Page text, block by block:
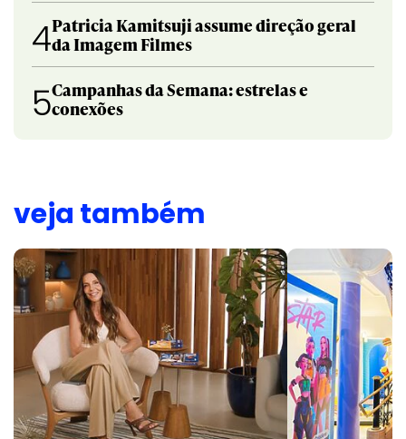
4Patricia Kamitsuji assume direção geral
da Imagem Filmes
5Campanhas da Semana: estrelas e
conexões
veja também